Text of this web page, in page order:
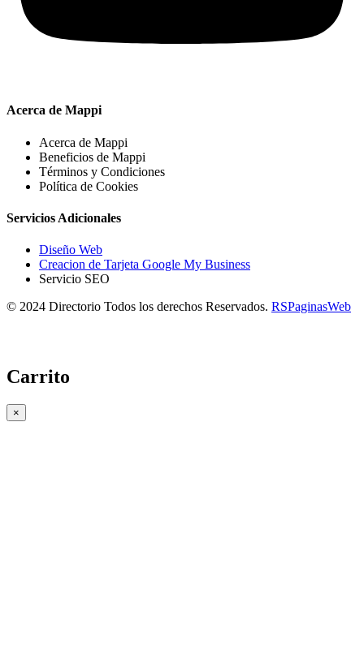
Acerca de Mappi
Acerca de Mappi
Beneficios de Mappi
Términos y Condiciones
Política de Cookies
Servicios Adicionales
Diseño Web
Creacion de Tarjeta Google My Business
Servicio SEO
© 2024 Directorio Todos los derechos Reservados. RSPaginasWeb
Carrito
×